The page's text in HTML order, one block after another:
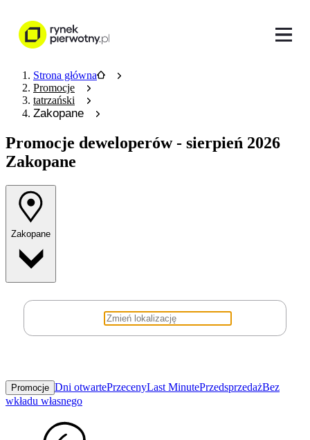
Strona główna
Promocje
tatrzański
Zakopane
Promocje deweloperów - sierpień 2026
Zakopane
Zakopane
Promocje Dni otwartePrzecenyLast MinutePrzedsprzedażBez
wkładu własnego